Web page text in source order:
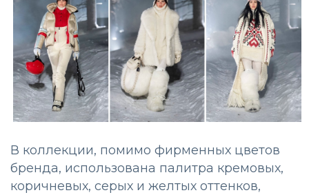
В коллекции, помимо фирменных цветов
бренда, использована палитра кремовых,
коричневых, серых и желтых оттенков,